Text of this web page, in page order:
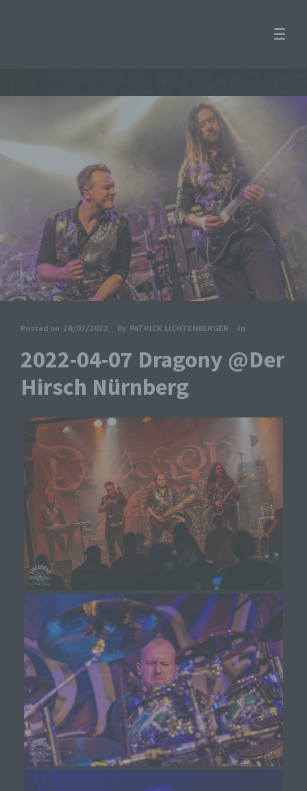
Posted on 28/07/2022 By PATRICK LICHTENBERGER In
2022-04-07 Dragony @Der
Hirsch Nürnberg